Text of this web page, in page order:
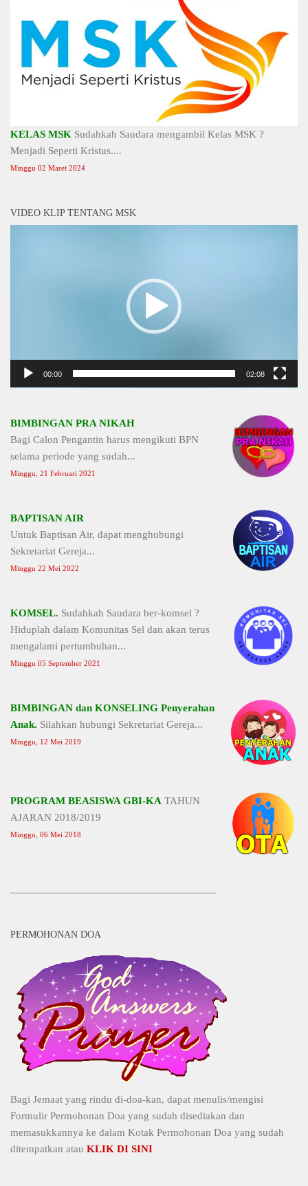
KELAS MSK Sudahkah Saudara mengambil Kelas MSK ?
Menjadi Seperti Kristus....
Minggu 02 Maret 2024
VIDEO KLIP TENTANG MSK
00:00 02:08
BIMBINGAN PRA NIKAH
Bagi Calon Pengantin harus mengikuti BPN
selama periode yang sudah...
Minggu, 21 Februari 2021
BAPTISAN AIR
Untuk Baptisan Air, dapat menghubungi
Sekretariat Gereja...
Minggu 22 Mei 2022
KOMSEL. Sudahkah Saudara ber-komsel ?
Hiduplah dalam Komunitas Sel dan akan terus
mengalami pertumbuhan...
Minggu 05 September 2021
BIMBINGAN dan KONSELING Penyerahan
Anak. Silahkan hubungi Sekretariat Gereja...
Minggu, 12 Mei 2019
PROGRAM BEASISWA GBI-KA TAHUN
AJARAN 2018/2019
Minggu, 06 Mei 2018
PERMOHONAN DOA
Bagi Jemaat yang rindu di-doa-kan, dapat menulis/mengisi
Formulir Permohonan Doa yang sudah disediakan dan
memasukkannya ke dalam Kotak Permohonan Doa yang sudah
ditempatkan atau KLIK DI SINI